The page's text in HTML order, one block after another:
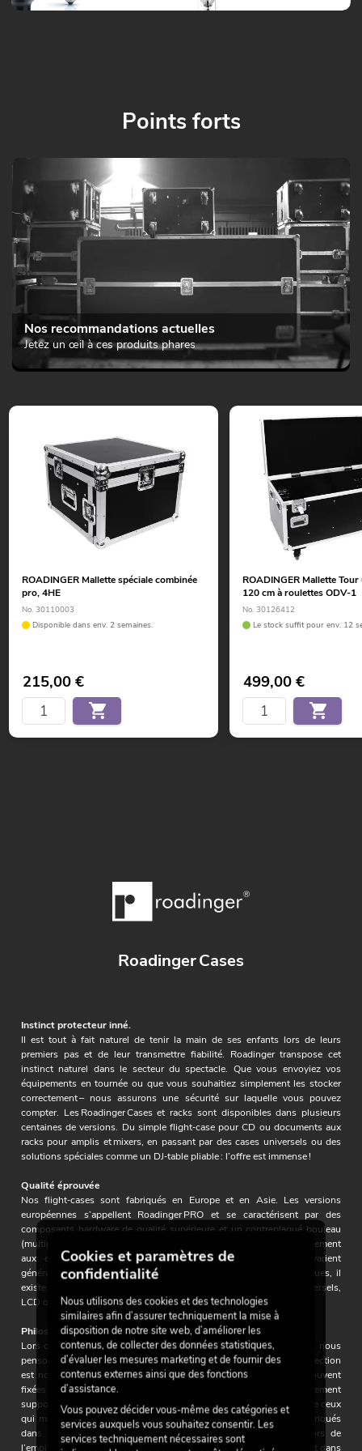
Points forts
Nos recommandations actuelles
Jetez un œil à ces produits phares
ROADINGER Mallette spéciale combinée
pro, 4HE
No. 30110003
Disponible dans env. 2 semaines.
215,00€
ROADINGER Mallette
120 cm à roulettes ODV-1
No. 30126412
Le stock suffit pour env. 12
499,00€
Roadinger Cases
Instinct protecteur inné.
Il est tout à fait naturel de tenir la main de ses enfants lors de leurs
premiers pas et de leur transmettre fiabilité. Roadinger transpose cet
instinct naturel dans le secteur du spectacle. Que vous envoyiez vos
équipements en tournée ou que vous souhaitiez simplement les stocker
correctement – nous assurons une sécurité sur laquelle vous pouvez
compter. Les Roadinger Cases et racks sont disponibles dans plusieurs
centaines de versions. Du simple flight‑case pour CD ou documents aux
racks pour amplis et mixers, en passant par des cases universels ou des
solutions spéciales comme un DJ‑table pliable : l’offre est immense !
Qualité éprouvée
Nos flight‑cases sont fabriqués en Europe et en Asie. Les versions
européennes s’appellent Roadinger PRO et se caractérisent par des
composants hardware de qualité supérieure et un contreplaqué bouleau
(multiplex) de meilleure qualité. Les deux versions répondent entièrement
aux exigences professionnelles. Les épaisseurs des parois varient
généralement entre 7 et 9 mm. Pour les petits flight‑cases à disques, il
existe aussi des versions 3 mm, et pour les grands modèles universels,
LCD ou Roadie, des versions 10 mm figurent dans la gamme.
Philosophie de sécurité propre
Lors de la conception et de la déclaration des charges admissibles, nous
pensons toujours aux personnes manipulant le matériel. Leur protection
est notre priorité. C’est pourquoi nos charges admissibles sont souvent
fixées un peu en dessous de ce que les cases pourraient mécaniquement
supporter – cela contribue à la sécurité au travail et à la protection de ceux
qui manipulent les cases. Nos transport‑cases Roadinger PRO fabriqués
dans l’UE sont également empilables – malgré les roulettes. Lors de
l’empilage, celles‑ci s’enfoncent dans des alvéoles prévues à cet effet dans
Cookies et paramètres de
confidentialité
Nous utilisons des cookies et des technologies
similaires afin d’assurer techniquement la mise à
disposition de notre site web, d’améliorer les
contenus, de collecter des données statistiques,
d’évaluer les mesures marketing et de fournir des
contenus externes ainsi que des fonctions
d’assistance.
Vous pouvez décider vous-même des catégories et
services auxquels vous souhaitez consentir. Les
services techniquement nécessaires sont